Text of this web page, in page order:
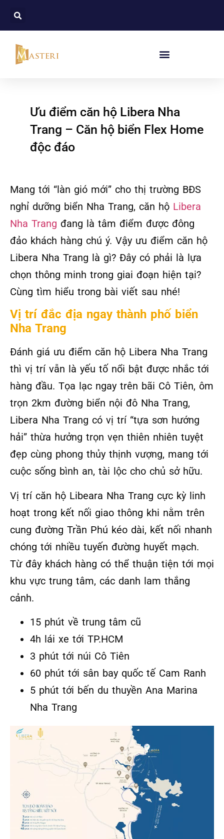
Ưu điểm căn hộ Libera Nha
Trang – Căn hộ biển Flex Home
độc đáo
Mang tới “làn gió mới” cho thị trường BĐS
nghỉ dưỡng biển Nha Trang, căn hộ Libera
Nha Trang đang là tâm điểm được đông
đảo khách hàng chú ý. Vậy ưu điểm căn hộ
Libera Nha Trang là gì? Đây có phải là lựa
chọn thông minh trong giai đoạn hiện tại?
Cùng tìm hiểu trong bài viết sau nhé!
Vị trí đắc địa ngay thành phố biển
Nha Trang
Đánh giá ưu điểm căn hộ Libera Nha Trang
thì vị trí vẫn là yếu tố nổi bật được nhắc tới
hàng đầu. Tọa lạc ngay trên bãi Cô Tiên, ôm
trọn 2km đường biển nội đô Nha Trang,
Libera Nha Trang có vị trí “tựa sơn hướng
hải” thừa hưởng trọn vẹn thiên nhiên tuyệt
đẹp cùng phong thủy thịnh vượng, mang tới
cuộc sống bình an, tài lộc cho chủ sở hữu.
Vị trí căn hộ Libeara Nha Trang cực kỳ linh
hoạt trong kết nối giao thông khi nằm trên
cung đường Trần Phú kéo dài, kết nối nhanh
chóng tới nhiều tuyến đường huyết mạch.
Từ đây khách hàng có thể thuận tiện tới mọi
khu vực trung tâm, các danh lam thắng
cảnh.
15 phút về trung tâm cũ
4h lái xe tới TP.HCM
3 phút tới núi Cô Tiên
60 phút tới sân bay quốc tế Cam Ranh
5 phút tới bến du thuyền Ana Marina
Nha Trang